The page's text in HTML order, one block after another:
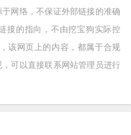
于网络，不保证外部链接的准确
接的指向，不由挖宝狗实际控
该网页上的内容，都属于合规
可以直接联系网站管理员进行